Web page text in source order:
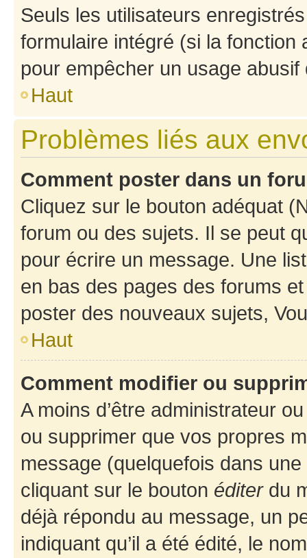
Seuls les utilisateurs
formulaire intégré (si la fonction
pour empêcher un usage
Haut
Problèmes liés aux
Comment poster dans un
Cliquez sur le bouton adéquat
forum ou des sujets. Il se peut
pour écrire un message. Une
en bas des pages des forums
poster des nouveaux sujets,
Haut
Comment modifier ou
A moins d’être administrateur
ou supprimer que vos propres
message (quelquefois dans
cliquant sur le bouton éditerdu
déjà répondu au message, un
indiquant qu’il a été édité, le